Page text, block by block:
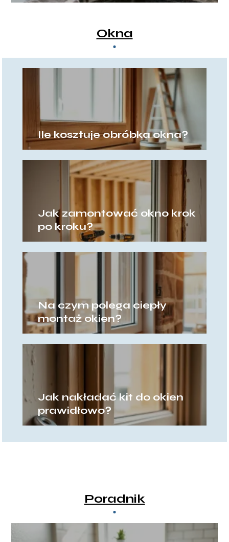
porady
Okna
Ile kosztuje obróbka okna?
Jak zamontować okno krok
po kroku?
Na czym polega ciepły
montaż okien?
Jak nakładać kit do okien
prawidłowo?
Poradnik